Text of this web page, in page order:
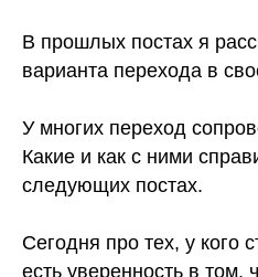
В прошлых постах я
варианта перехода в
У многих переход
Какие и как с ними
следующих постах.
Сегодня про тех, у кого
есть уверенность в том,